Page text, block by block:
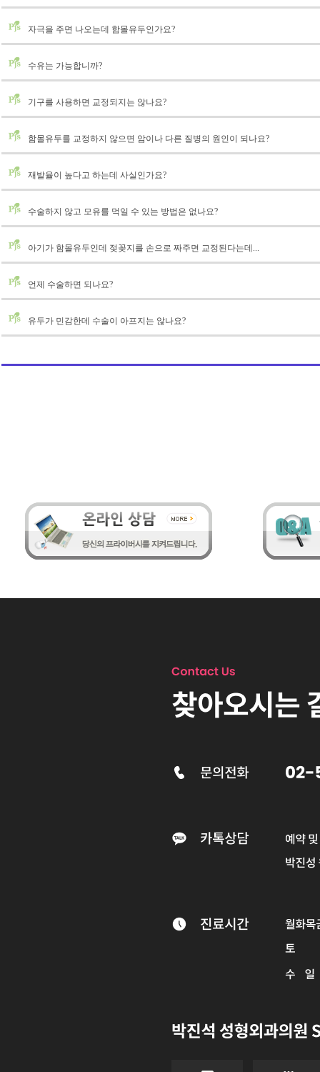
자극을 주면 나오는데 함몰유두인가요?
수유는 가능합니까?
기구를 사용하면 교정되지는 않나요?
함몰유두를 교정하지 않으면 암이나 다른 질병의 원인이 되나요?
재발율이 높다고 하는데 사실인가요?
수술하지 않고 모유를 먹일 수 있는 방법은 없나요?
아기가 함몰유두인데 젖꽂지를 손으로 짜주면 교정된다는데...
언제 수술하면 되나요?
유두가 민감한데 수술이 아프지는 않나요?